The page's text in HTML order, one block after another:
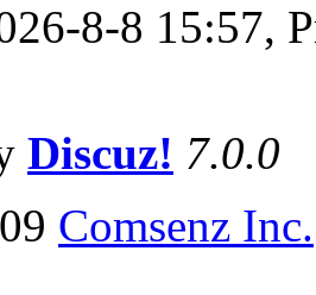
8-8 15:57,
Discuz! 7.0.0
Comsenz Inc.